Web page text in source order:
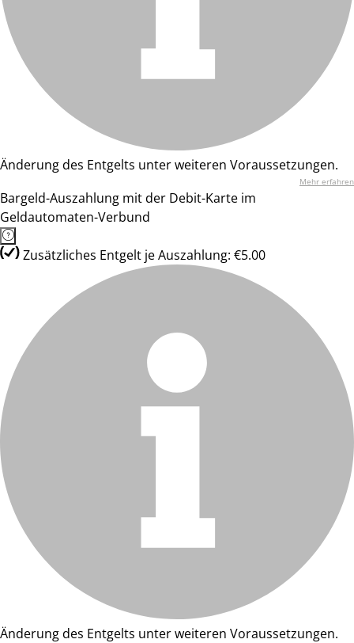
Änderung des Entgelts unter weiteren Voraussetzungen.
Mehr erfahren
Bargeld-Auszahlung mit der Debit-Karte im
Geldautomaten-Verbund
Zusätzliches Entgelt je Auszahlung: €5.00
Änderung des Entgelts unter weiteren Voraussetzungen.